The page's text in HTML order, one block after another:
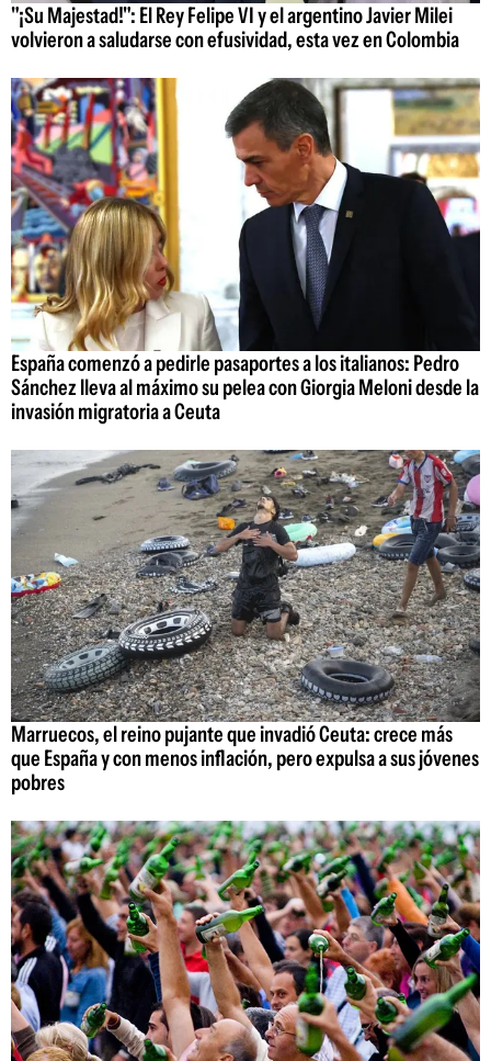
"¡Su Majestad!": El Rey Felipe VI y el argentino Javier Milei
volvieron a saludarse con efusividad, esta vez en Colombia
España comenzó a pedirle pasaportes a los italianos: Pedro
Sánchez lleva al máximo su pelea con Giorgia Meloni desde la
invasión migratoria a Ceuta
Marruecos, el reino pujante que invadió Ceuta: crece más
que España y con menos inflación, pero expulsa a sus jóvenes
pobres